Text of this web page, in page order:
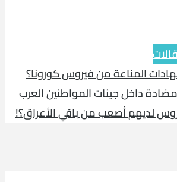
المناعة من فيروس كورونا؟
داخل جينات المواطنين العرب
لديهم أصعب من باقي الأعراق؟!